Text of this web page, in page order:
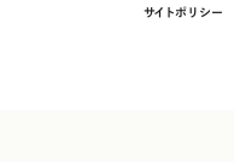
サイトポリシー